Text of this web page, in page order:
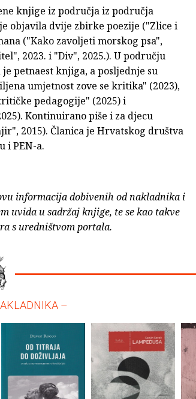
knjige iz područja iz područja
objavila dvije zbirke poezije ("Zlice i
("Kako zavoljeti morskog psa",
2023. i "Div", 2025.). U području
petnaest knjiga, a posljednje su
umjetnost zove se kritika" (2023),
pedagogije" (2025) i
Kontinuirano piše i za djecu
2015). Članica je Hrvatskog društva
i PEN-a.
informacija dobivenih od nakladnika i
uvida u sadržaj knjige, te se kao takve
s uredništvom portala.
–